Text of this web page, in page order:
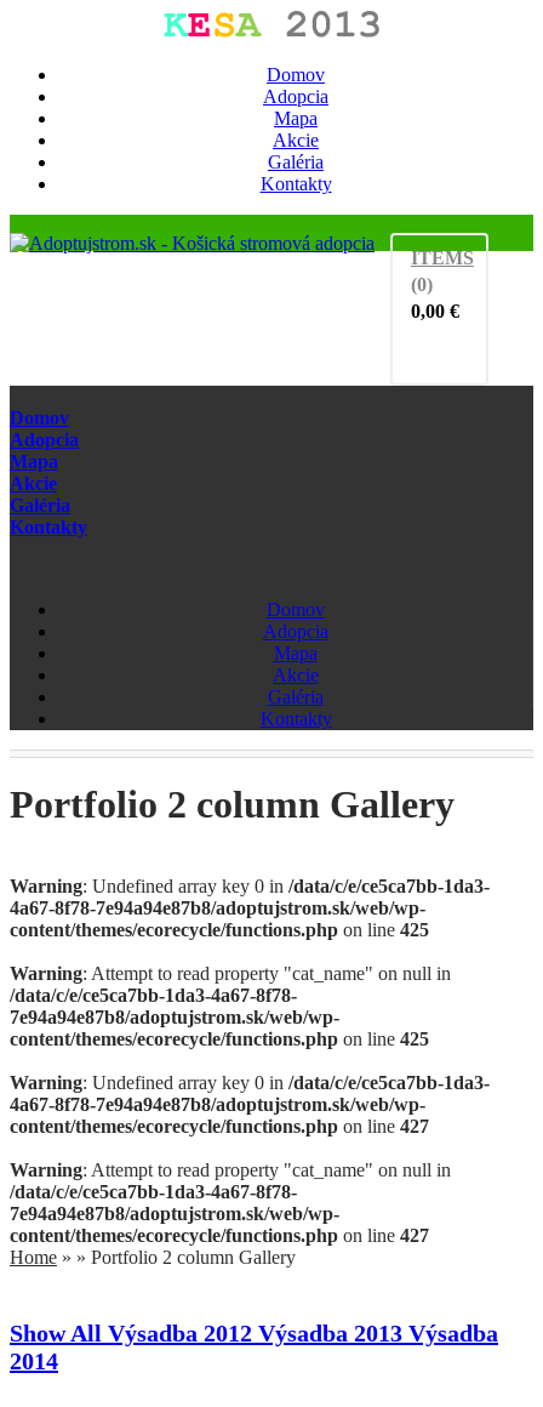
Domov
Adopcia
Mapa
Akcie
Galéria
Kontakty
ITEMS
(0)
0,00 €
Domov
Adopcia
Mapa
Akcie
Galéria
Kontakty
Domov
Adopcia
Mapa
Akcie
Galéria
Kontakty
Portfolio 2 column Gallery
Warning: Undefined array key 0 in /data/c/e/ce5ca7bb-1da3-
4a67-8f78-7e94a94e87b8/adoptujstrom.sk/web/wp-
content/themes/ecorecycle/functions.php on line 425
Warning: Attempt to read property "cat_name" on null in
/data/c/e/ce5ca7bb-1da3-4a67-8f78-
7e94a94e87b8/adoptujstrom.sk/web/wp-
content/themes/ecorecycle/functions.php on line 425
Warning: Undefined array key 0 in /data/c/e/ce5ca7bb-1da3-
4a67-8f78-7e94a94e87b8/adoptujstrom.sk/web/wp-
content/themes/ecorecycle/functions.php on line 427
Warning: Attempt to read property "cat_name" on null in
/data/c/e/ce5ca7bb-1da3-4a67-8f78-
7e94a94e87b8/adoptujstrom.sk/web/wp-
content/themes/ecorecycle/functions.php on line 427
Home » » Portfolio 2 column Gallery
Show All Výsadba 2012 Výsadba 2013 Výsadba
2014